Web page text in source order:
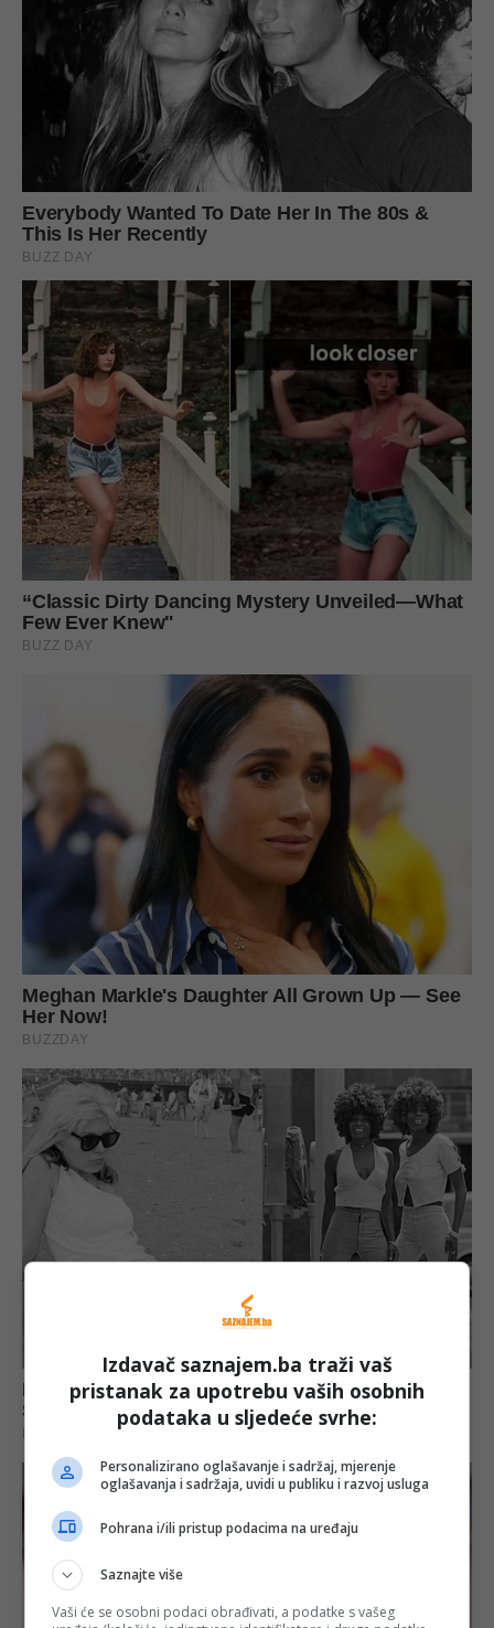
Izdavač saznajem.ba traži vaš
pristanak za upotrebu vaših osobnih
podataka u sljedeće svrhe:
Personalizirano oglašavanje i sadržaj, mjerenje
oglašavanja i sadržaja, uvidi u publiku i razvoj usluga
Pohrana i/ili pristup podacima na uređaju
Saznajte više
Vaši će se osobni podaci obrađivati, a podatke s vašeg